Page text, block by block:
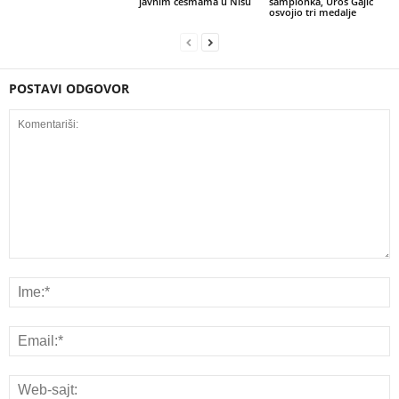
osvojio tri medalje
POSTAVI ODGOVOR